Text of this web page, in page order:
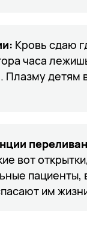
Кровь сдаю
часа
Плазму детям
вот
пациенты,
им